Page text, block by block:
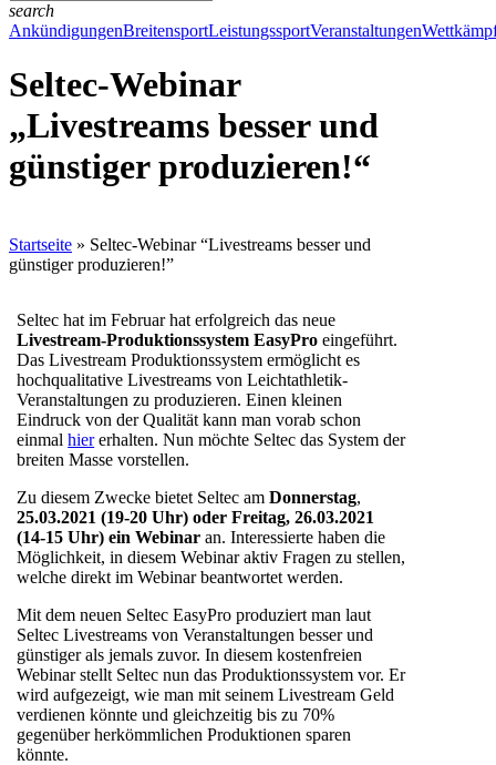
search
Close
AnkündigungenBreitensportLeistungssportVeranstaltungen
Seltec-Webinar
„Livestreams besser und
günstiger produzieren!“
Startseite » Seltec-Webinar “Livestreams besser und
günstiger produzieren!”
Seltec hat im Februar hat erfolgreich das neue
Livestream-Produktionssystem EasyPro eingeführt.
Das Livestream Produktionssystem ermöglicht es
hochqualitative Livestreams von Leichtathletik-
Veranstaltungen zu produzieren. Einen kleinen
Eindruck von der Qualität kann man vorab schon
einmalhiererhalten. Nun möchte Seltec das System der
breiten Masse vorstellen.
Zu diesem Zwecke bietet Seltec amDonnerstag,
25.03.2021 (19-20 Uhr) oder Freitag, 26.03.2021
(14-15 Uhr) ein Webinar an. Interessierte haben die
Möglichkeit, in diesem Webinar aktiv Fragen zu stellen,
welche direkt im Webinar beantwortet werden.
Mit dem neuen Seltec EasyPro produziert man laut
Seltec Livestreams von Veranstaltungen besser und
günstiger als jemals zuvor. In diesem kostenfreien
Webinar stellt Seltec nun das Produktionssystem vor. Er
wird aufgezeigt, wie man mit seinem Livestream Geld
verdienen könnte und gleichzeitig bis zu 70%
gegenüber herkömmlichen Produktionen sparen
könnte.